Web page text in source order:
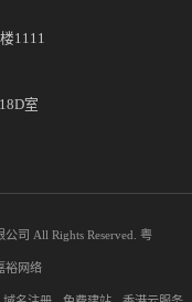
1111
室
司 All Rights Reserved. 粤
裕网络